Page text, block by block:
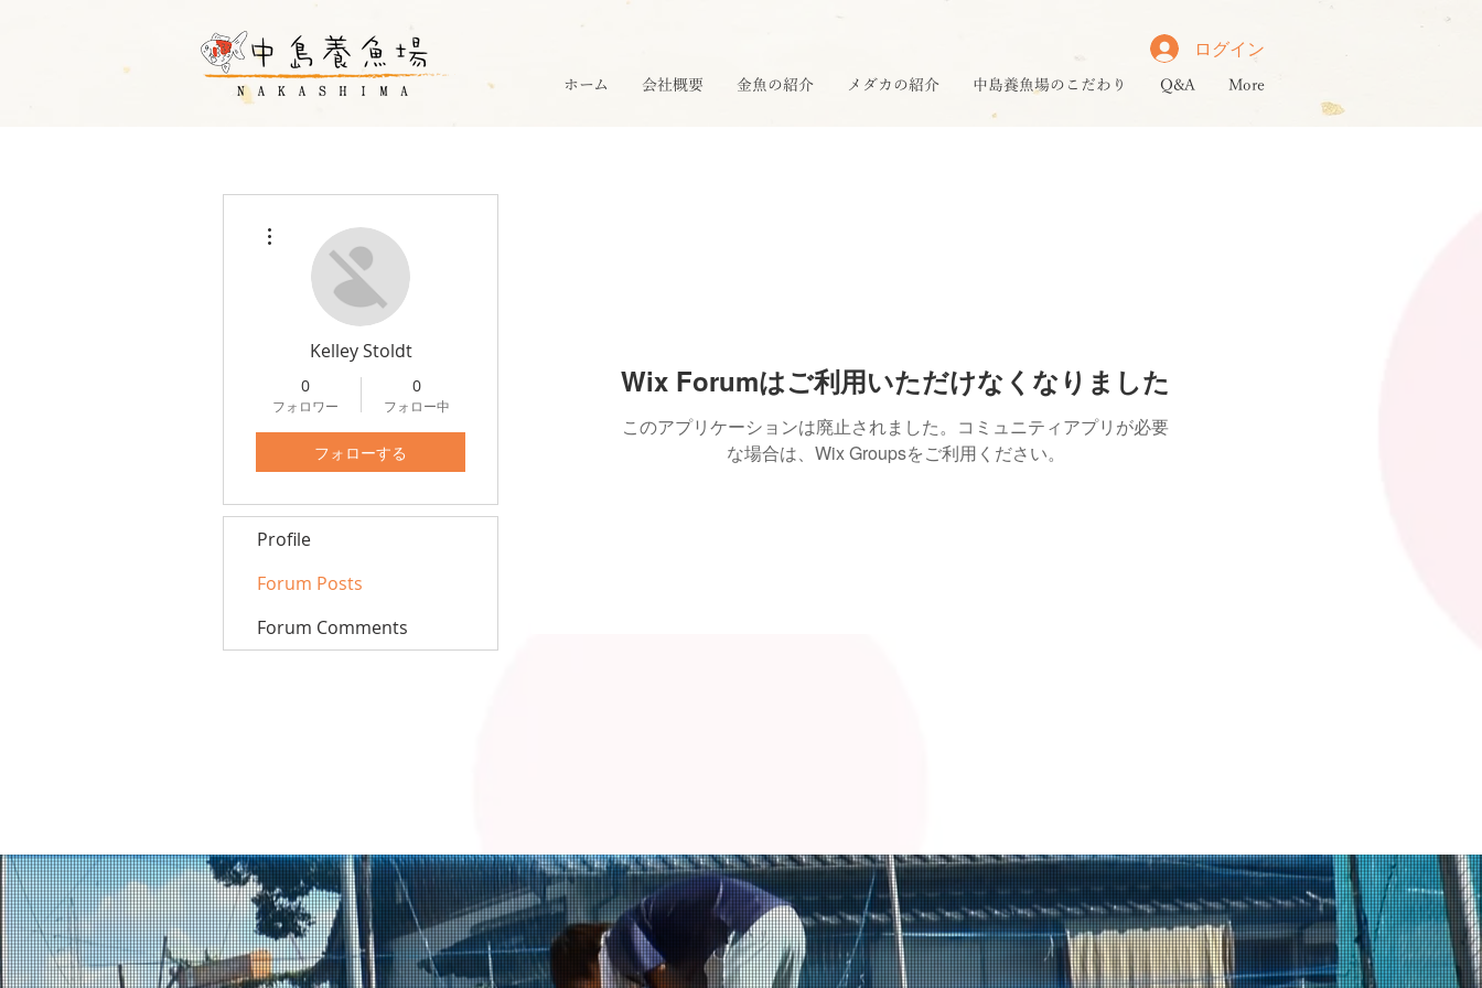
ログイン
ホーム 会社概要 金魚の紹介 メダカの紹介 中島養魚場のこだわり Q&A More
Wix Forumはご利用いただけなくなりました
このアプリケーションは廃止されました。コミュニティアプリが必要
な場合は、Wix Groupsをご利用ください。
Kelley Stoldt
0
フォロワー
0
フォロー中
フォローする
Profile
Forum Posts
Forum Comments